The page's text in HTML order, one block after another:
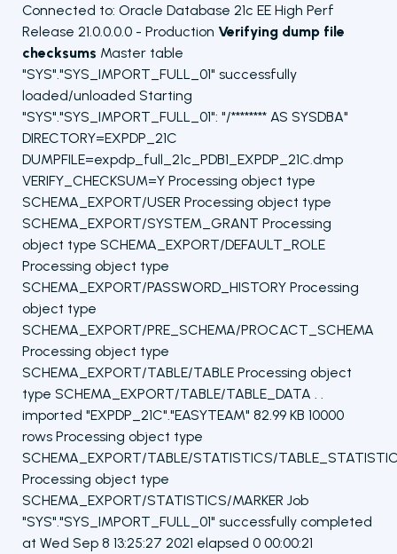
Connected to: Oracle Database 21c EE High Perf
Release 21.0.0.0.0 - Production Verifying dump file
checksums Master table
"SYS"."SYS_IMPORT_FULL_01" successfully
loaded/unloaded Starting
"SYS"."SYS_IMPORT_FULL_01": "/******** AS SYSDBA"
DIRECTORY=EXPDP_21C
DUMPFILE=expdp_full_21c_PDB1_EXPDP_21C.dmp
VERIFY_CHECKSUM=Y Processing object type
SCHEMA_EXPORT/USER Processing object type
SCHEMA_EXPORT/SYSTEM_GRANT Processing
object type SCHEMA_EXPORT/DEFAULT_ROLE
Processing object type
SCHEMA_EXPORT/PASSWORD_HISTORY Processing
object type
SCHEMA_EXPORT/PRE_SCHEMA/PROCACT_SCHEMA
Processing object type
SCHEMA_EXPORT/TABLE/TABLE Processing object
type SCHEMA_EXPORT/TABLE/TABLE_DATA . .
imported "EXPDP_21C"."EASYTEAM" 82.99 KB 10000
rows Processing object type
SCHEMA_EXPORT/TABLE/STATISTICS/
Processing object type
SCHEMA_EXPORT/STATISTICS/MARKER Job
"SYS"."SYS_IMPORT_FULL_01" successfully completed
at Wed Sep 8 13:25:27 2021 elapsed 0 00:00:21